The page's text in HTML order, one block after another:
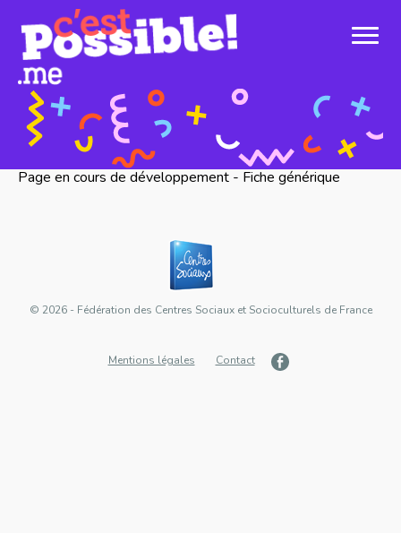
Page en cours de développement - Fiche générique
© 2026 - Fédération des Centres Sociaux et Socioculturels de France
Mentions légales Contact